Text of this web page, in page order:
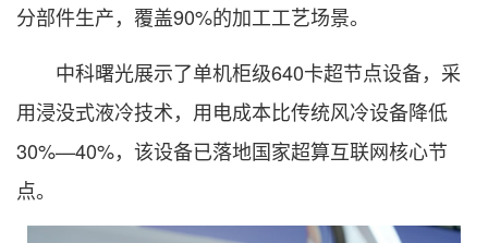
分部件生产，覆盖90%的加工工艺场景。
中科曙光展示了单机柜级640卡超节点设备，采
用浸没式液冷技术，用电成本比传统风冷设备降低
30%—40%，该设备已落地国家超算互联网核心节
点。